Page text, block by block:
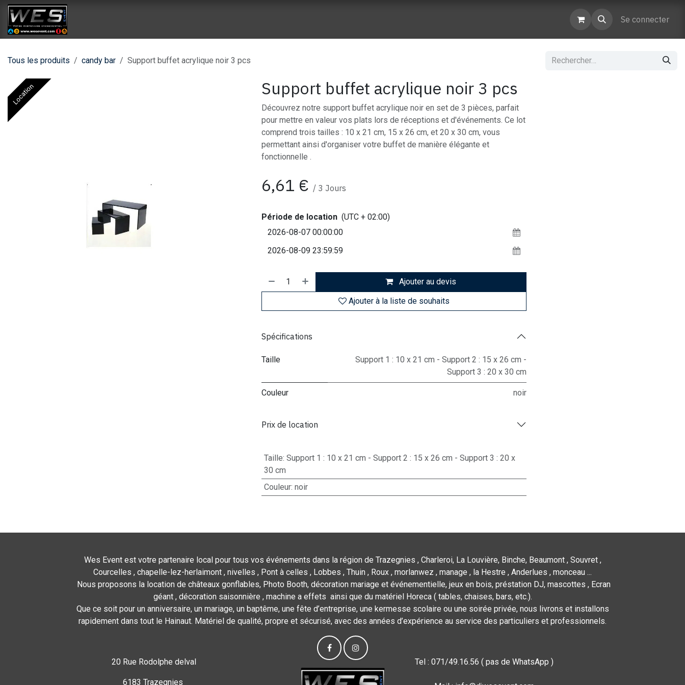
Se rendre au contenu
Se connecter
Tous les produits candy bar Support buffet acrylique noir 3 pcs
Location Support buffet acrylique noir 3 pcs
Découvrez notre support buffet acrylique noir en set de 3 pièces, parfait
pour mettre en valeur vos plats lors de réceptions et d'événements. Ce lot
comprend trois tailles : 10 x 21 cm, 15 x 26 cm, et 20 x 30 cm, vous
permettant ainsi d'organiser votre buffet de manière élégante et
fonctionnelle .
6,61 € / 3 Jours
Période de location (UTC + 02:00)
Ajouter au devis
Ajouter à la liste de souhaits
Spécifications
Taille
Support 1 : 10 x 21 cm - Support 2 : 15 x 26 cm -
Support 3 : 20 x 30 cm
Couleur noir
Prix de location
Taille: Support 1 : 10 x 21 cm - Support 2 : 15 x 26 cm - Support 3 : 20 x
30 cm
Couleur: noir
Wes Event est votre partenaire local pour tous vos événements dans la région de Trazegnies , Charleroi, La Louvière, Binche, Beaumont , Souvret ,
Courcelles , chapelle-lez-herlaimont , nivelles , Pont à celles , Lobbes , Thuin , Roux , morlanwez , manage , la Hestre , Anderlues , monceau ...
Nous proposons la location de châteaux gonflables, Photo Booth, décoration mariage et événementielle, jeux en bois, préstation DJ, mascottes , Ecran
géant , décoration saisonnière , machine a effets ainsi que du matériel Horeca ( tables, chaises, bars, etc.).
Que ce soit pour un anniversaire, un mariage, un baptême, une fête d’entreprise, une kermesse scolaire ou une soirée privée, nous livrons et installons
rapidement dans tout le Hainaut. Matériel de qualité, propre et sécurisé, avec des années d’expérience au service des particuliers et professionnels.
20 Rue Rodolphe delval
6183 Trazegnies
Tel : 071/49.16.56 ( pas de WhatsApp )